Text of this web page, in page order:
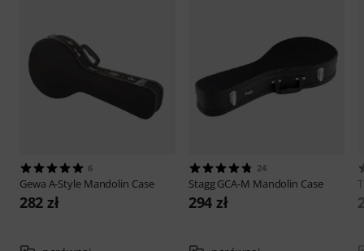
6
Gewa A-Style Mandolin Case
282 zł
24
StaggGCA-M Mandolin Case
294 zł